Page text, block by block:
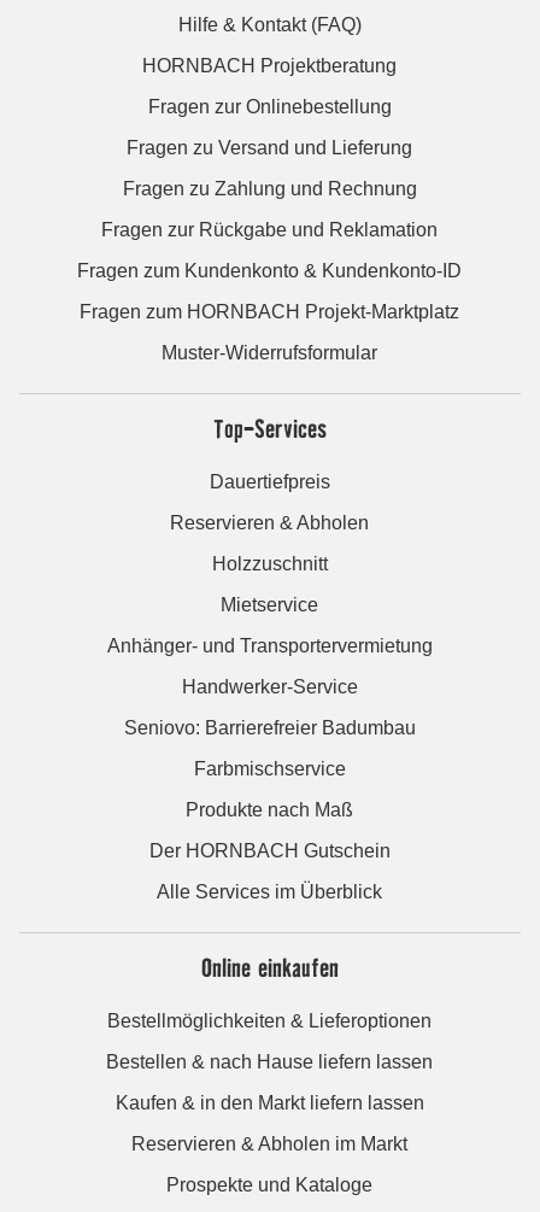
Hilfe & Kontakt (FAQ)
HORNBACH Projektberatung
Fragen zur Onlinebestellung
Fragen zu Versand und Lieferung
Fragen zu Zahlung und Rechnung
Fragen zur Rückgabe und Reklamation
Fragen zum Kundenkonto & Kundenkonto-ID
Fragen zum HORNBACH Projekt-Marktplatz
Muster-Widerrufsformular
Top-Services
Dauertiefpreis
Reservieren & Abholen
Holzzuschnitt
Mietservice
Anhänger- und Transportervermietung
Handwerker-Service
Seniovo: Barrierefreier Badumbau
Farbmischservice
Produkte nach Maß
Der HORNBACH Gutschein
Alle Services im Überblick
Online einkaufen
Bestellmöglichkeiten & Lieferoptionen
Bestellen & nach Hause liefern lassen
Kaufen & in den Markt liefern lassen
Reservieren & Abholen im Markt
Prospekte und Kataloge